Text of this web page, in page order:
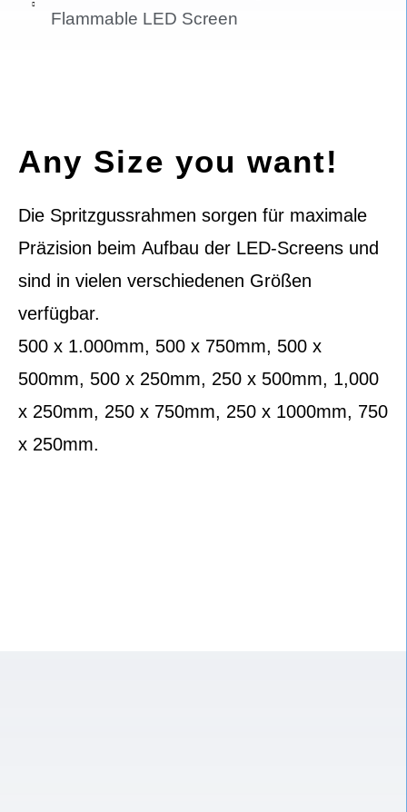
Flammable LED Screen
Any Size you want!
Die Spritzgussrahmen sorgen für maximale
Präzision beim Aufbau der LED-Screens und
sind in vielen verschiedenen Größen
verfügbar.
500 x 1.000mm, 500 x 750mm, 500 x
500mm, 500 x 250mm, 250 x 500mm, 1,000
x 250mm, 250 x 750mm, 250 x 1000mm, 750
x 250mm.